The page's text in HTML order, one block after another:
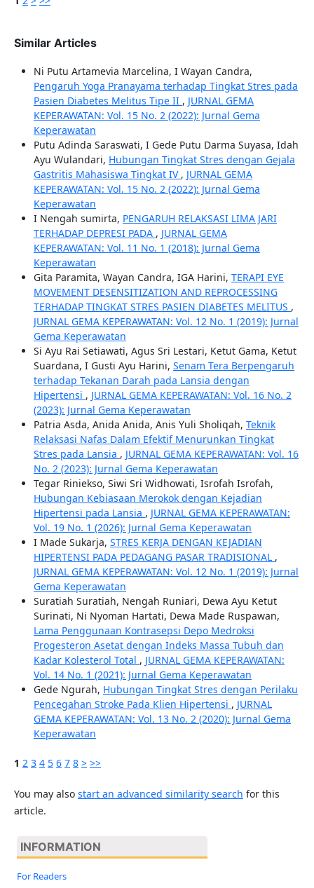
Similar Articles
Ni Putu Artamevia Marcelina, I Wayan Candra,
Pengaruh Yoga Pranayama terhadap Tingkat Stres pada
Pasien Diabetes Melitus Tipe II , JURNAL GEMA
KEPERAWATAN: Vol. 15 No. 2 (2022): Jurnal Gema
Keperawatan
Putu Adinda Saraswati, I Gede Putu Darma Suyasa, Idah
Ayu Wulandari, Hubungan Tingkat Stres dengan Gejala
Gastritis Mahasiswa Tingkat IV , JURNAL GEMA
KEPERAWATAN: Vol. 15 No. 2 (2022): Jurnal Gema
Keperawatan
I Nengah sumirta, PENGARUH RELAKSASI LIMA JARI
TERHADAP DEPRESI PADA , JURNAL GEMA
KEPERAWATAN: Vol. 11 No. 1 (2018): Jurnal Gema
Keperawatan
Gita Paramita, Wayan Candra, IGA Harini, TERAPI EYE
MOVEMENT DESENSITIZATION AND REPROCESSING
TERHADAP TINGKAT STRES PASIEN DIABETES MELITUS ,
JURNAL GEMA KEPERAWATAN: Vol. 12 No. 1 (2019): Jurnal
Gema Keperawatan
Si Ayu Rai Setiawati, Agus Sri Lestari, Ketut Gama, Ketut
Suardana, I Gusti Ayu Harini, Senam Tera Berpengaruh
terhadap Tekanan Darah pada Lansia dengan
Hipertensi , JURNAL GEMA KEPERAWATAN: Vol. 16 No. 2
(2023): Jurnal Gema Keperawatan
Patria Asda, Anida Anida, Anis Yuli Sholiqah, Teknik
Relaksasi Nafas Dalam Efektif Menurunkan Tingkat
Stres pada Lansia , JURNAL GEMA KEPERAWATAN: Vol. 16
No. 2 (2023): Jurnal Gema Keperawatan
Tegar Riniekso, Siwi Sri Widhowati, Isrofah Isrofah,
Hubungan Kebiasaan Merokok dengan Kejadian
Hipertensi pada Lansia , JURNAL GEMA KEPERAWATAN:
Vol. 19 No. 1 (2026): Jurnal Gema Keperawatan
I Made Sukarja, STRES KERJA DENGAN KEJADIAN
HIPERTENSI PADA PEDAGANG PASAR TRADISIONAL ,
JURNAL GEMA KEPERAWATAN: Vol. 12 No. 1 (2019): Jurnal
Gema Keperawatan
Suratiah Suratiah, Nengah Runiari, Dewa Ayu Ketut
Surinati, Ni Nyoman Hartati, Dewa Made Ruspawan,
Lama Penggunaan Kontrasepsi Depo Medroksi
Progesteron Asetat dengan Indeks Massa Tubuh dan
Kadar Kolesterol Total , JURNAL GEMA KEPERAWATAN:
Vol. 14 No. 1 (2021): Jurnal Gema Keperawatan
Gede Ngurah, Hubungan Tingkat Stres dengan Perilaku
Pencegahan Stroke Pada Klien Hipertensi , JURNAL
GEMA KEPERAWATAN: Vol. 13 No. 2 (2020): Jurnal Gema
Keperawatan
1 2 3 4 5 6 7 8 > >>
You may also start an advanced similarity search for this
article.
INFORMATION
For Readers